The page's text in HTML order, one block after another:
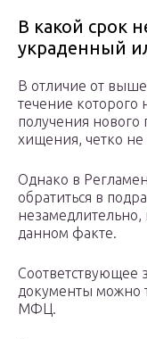
В какой срок
украденный
В отличие от
течение которого
получения нового
хищения, четко
Однако в
обратиться в
незамедлительно,
данном факте.
Соответствующее
документы можно
МФЦ.